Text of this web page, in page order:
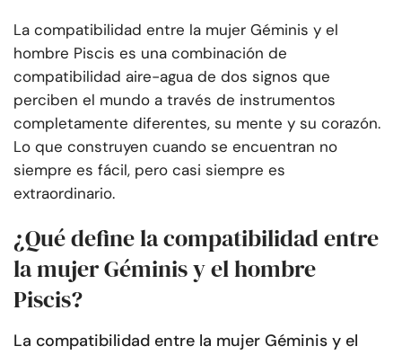
La compatibilidad entre la mujer Géminis y el
hombre Piscis es una combinación de
compatibilidad aire-agua de dos signos que
perciben el mundo a través de instrumentos
completamente diferentes, su mente y su corazón.
Lo que construyen cuando se encuentran no
siempre es fácil, pero casi siempre es
extraordinario.
¿Qué define la compatibilidad entre
la mujer Géminis y el hombre
Piscis?
La compatibilidad entre la mujer Géminis y el